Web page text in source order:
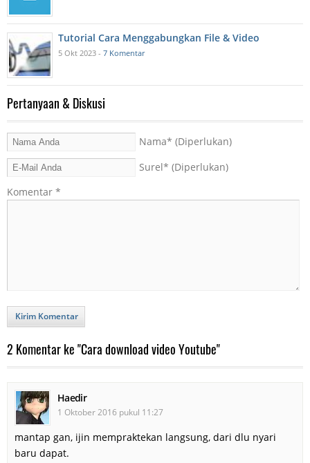
Tutorial Cara Menggabungkan File & Video
5 Okt 2023 - 7 Komentar
Pertanyaan & Diskusi
Nama* (Diperlukan)
Surel* (Diperlukan)
Komentar *
Kirim Komentar
2 Komentar ke "Cara download video Youtube"
Haedir
1 Oktober 2016 pukul 11:27
mantap gan, ijin mempraktekan langsung, dari dlu nyari
baru dapat.